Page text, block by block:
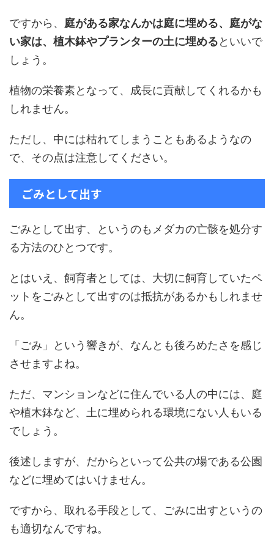
ですから、 庭がある家なんかは庭に埋める、庭がな
い家は、植木鉢やプランターの土に埋めるといいで
しょう。
植物の栄養素となって、成長に貢献してくれるかも
しれません。
ただし、中には枯れてしまうこともあるようなの
で、その点は注意してください。
ごみとして出す
ごみとして出す、というのもメダカの亡骸を処分す
る方法のひとつです。
とはいえ、飼育者としては、大切に飼育していたペ
ットをごみとして出すのは抵抗があるかもしれませ
ん。
「ごみ」という響きが、なんとも後ろめたさを感じ
させますよね。
ただ、マンションなどに住んでいる人の中には、庭
や植木鉢など、土に埋められる環境にない人もいる
でしょう。
後述しますが、だからといって公共の場である公園
などに埋めてはいけません。
ですから、取れる手段として、ごみに出すというの
も適切なんですね。